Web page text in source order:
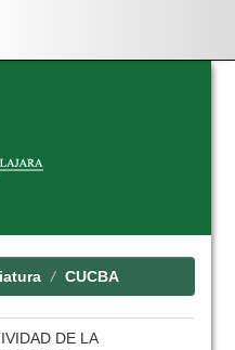
CUCBA
DE LA